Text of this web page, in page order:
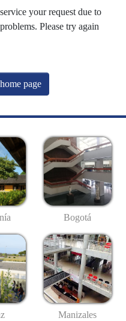
your request due to
Please try again
page
Bogotá
Manizales